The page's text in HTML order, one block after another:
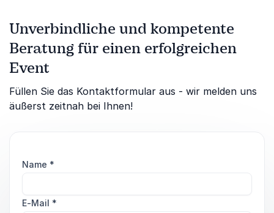
Unverbindliche und kompetente
Beratung für einen erfolgreichen
Event
Füllen Sie das Kontaktformular aus - wir melden uns
äußerst zeitnah bei Ihnen!
Name *
E-Mail *